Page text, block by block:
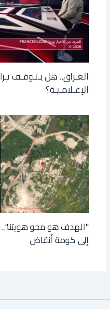
العـراق.. هل يـتـوقـف
الإعـلامـيـة؟
"الهدف هو محو هويتنا"..
إلى كومة أنقاض